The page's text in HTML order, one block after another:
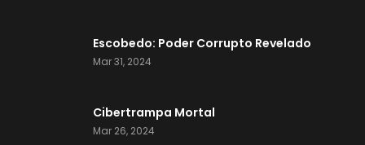
Escobedo: Poder Corrupto Revelado
Mar 31, 2024
Cibertrampa Mortal
Mar 26, 2024